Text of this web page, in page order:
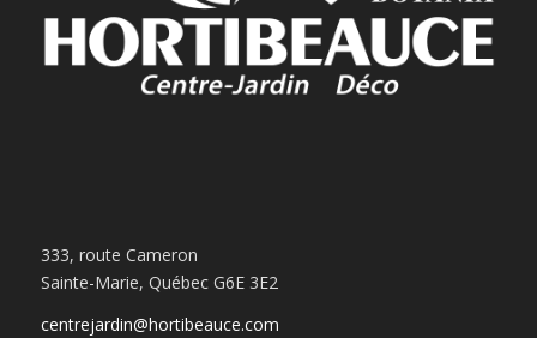
333, route Cameron
Sainte-Marie, Québec G6E 3E2
centrejardin@hortibeauce.com